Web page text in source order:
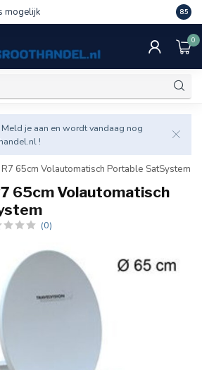
mogelijk Veel
8.5
0
je aan en wordt vandaag nog
!
65cm Volautomatisch Portable SatSystem
65cm Volautomatisch
(0)